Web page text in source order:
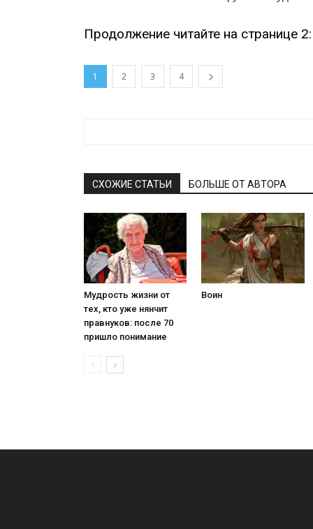
Продолжение читайте на странице 2:
1 2 3 4
СХОЖИЕ СТАТЬИ БОЛЬШЕ ОТ АВТОРА
Мудрость жизни от
тех, кто уже нянчит
правнуков: после 70
пришло понимание
Воин